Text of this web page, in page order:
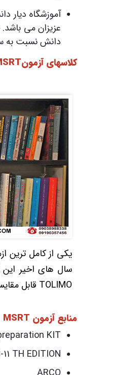
آموزشگاه دیار
عزیزان می
دانش نسبت به
کلاسهای آزمونMSRT درکرج (آزمون زبان انگلیسی وزارت علوم) :
یکی از کامل ترین
TOLIMO قابل مقایسه می باشد.
منابع آزمون MSRT
KIT
TH EDITION